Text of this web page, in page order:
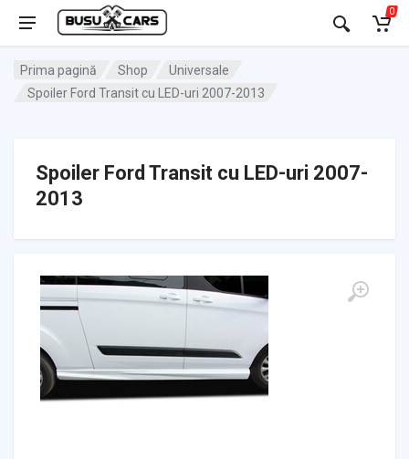
0
Prima pagină Shop
Universale
Spoiler Ford Transit cu LED-uri 2007-2013
Spoiler Ford Transit cu LED-uri 2007-
2013